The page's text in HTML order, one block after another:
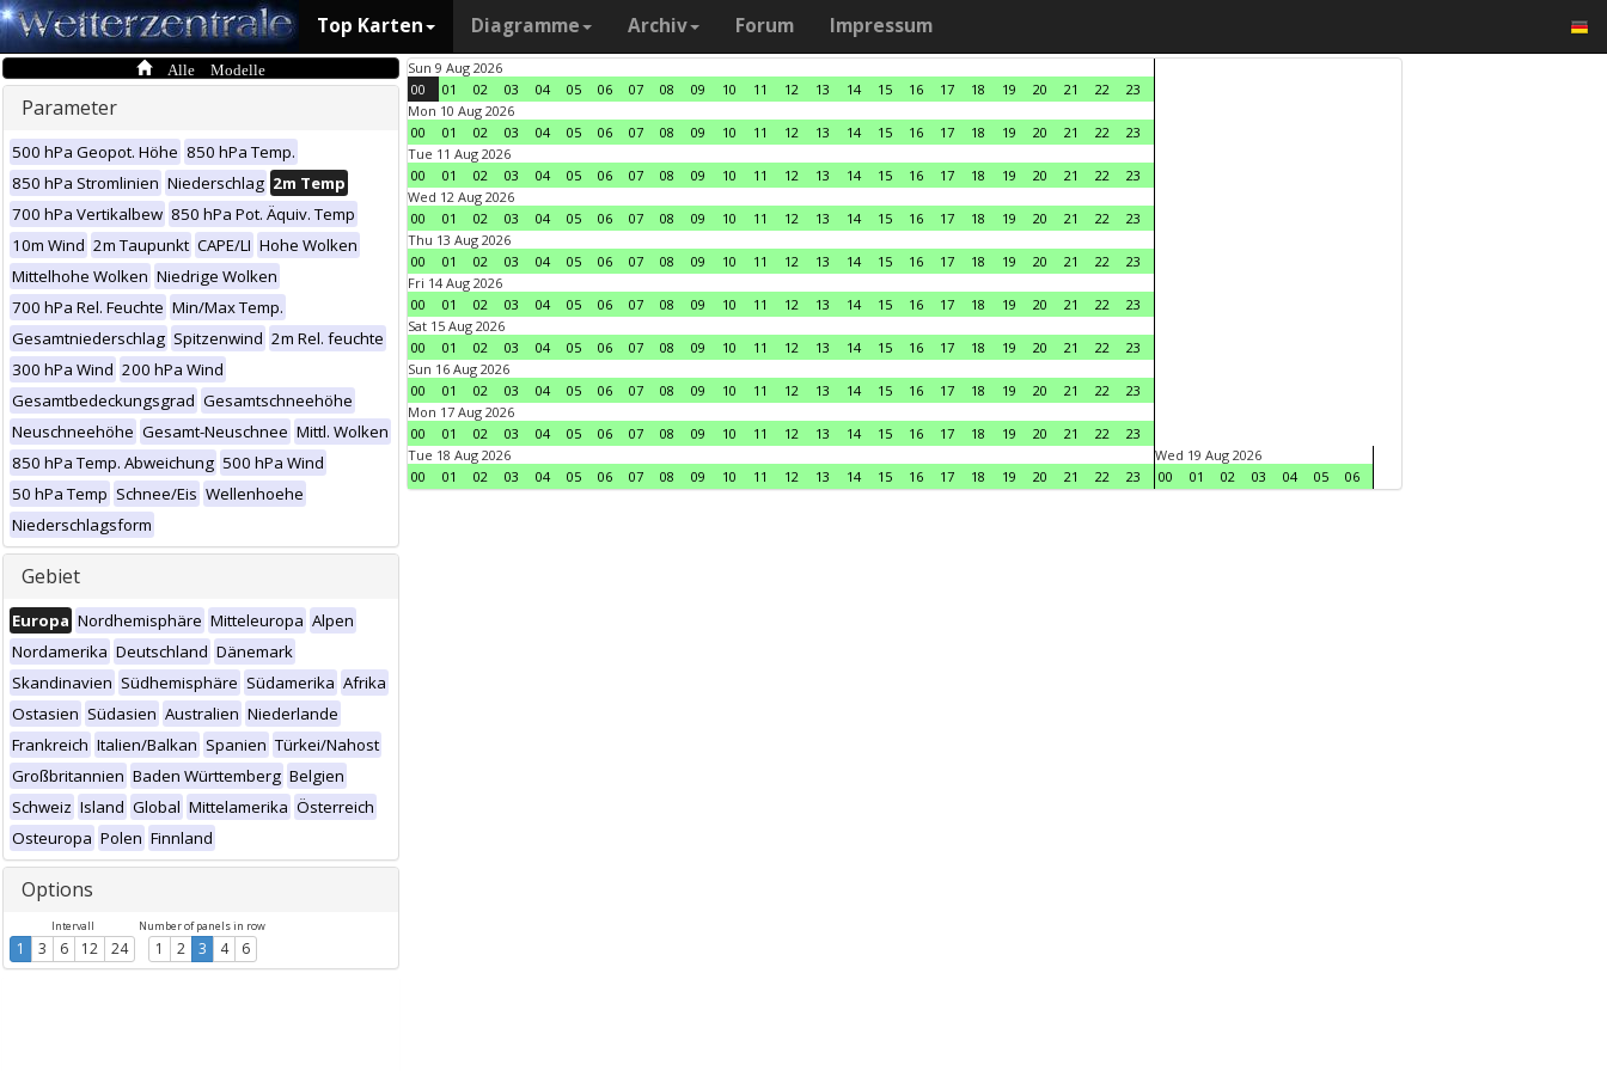
Top Karten Diagramme Archiv Forum Impressum
Alle Modelle
Parameter
500 hPa Geopot. Höhe 850 hPa Temp.
850 hPa Stromlinien Niederschlag 2m Temp
700 hPa Vertikalbew 850 hPa Pot. Äquiv. Temp
10m Wind 2m Taupunkt CAPE/LI Hohe Wolken
Mittelhohe Wolken Niedrige Wolken
700 hPa Rel. Feuchte Min/Max Temp.
Gesamtniederschlag Spitzenwind 2m Rel. feuchte
300 hPa Wind 200 hPa Wind
Gesamtbedeckungsgrad Gesamtschneehöhe
Neuschneehöhe Gesamt-Neuschnee Mittl. Wolken
850 hPa Temp. Abweichung 500 hPa Wind
50 hPa Temp Schnee/Eis Wellenhoehe
Niederschlagsform
Gebiet
Europa Nordhemisphäre Mitteleuropa Alpen
Nordamerika Deutschland Dänemark
Skandinavien Südhemisphäre Südamerika Afrika
Ostasien Südasien Australien Niederlande
Frankreich Italien/Balkan Spanien Türkei/Nahost
Großbritannien Baden Württemberg Belgien
Schweiz Island Global Mittelamerika Österreich
Osteuropa Polen Finnland
Options
Intervall
1 3 6 12 24
Number of panels in row
1 2 3 4 6
Sun 9 Aug 2026
00
01 02 03 04 05 06 07 08 09 10 11 12 13 14 15 16 17 18 19 20 21 22
23
Mon 10 Aug 2026
00
01 02 03 04 05 06 07 08 09 10 11 12 13 14 15 16 17 18 19 20 21 22
23
Tue 11 Aug 2026
00
01 02 03 04 05 06 07 08 09 10 11 12 13 14 15 16 17 18 19 20 21 22
23
Wed 12 Aug 2026
00
01 02 03 04 05 06 07 08 09 10 11 12 13 14 15 16 17 18 19 20 21 22
23
Thu 13 Aug 2026
00
01 02 03 04 05 06 07 08 09 10 11 12 13 14 15 16 17 18 19 20 21 22
23
Fri 14 Aug 2026
00
01 02 03 04 05 06 07 08 09 10 11 12 13 14 15 16 17 18 19 20 21 22
23
Sat 15 Aug 2026
00
01 02 03 04 05 06 07 08 09 10 11 12 13 14 15 16 17 18 19 20 21 22
23
Sun 16 Aug 2026
00
01 02 03 04 05 06 07 08 09 10 11 12 13 14 15 16 17 18 19 20 21 22
23
Mon 17 Aug 2026
00
01 02 03 04 05 06 07 08 09 10 11 12 13 14 15 16 17 18 19 20 21 22
23
Tue 18 Aug 2026
00
01 02 03 04 05 06 07 08 09 10 11 12 13 14 15 16 17 18 19 20 21 22 23
Wed 19 Aug 2026
00
01 02 03 04 05 06